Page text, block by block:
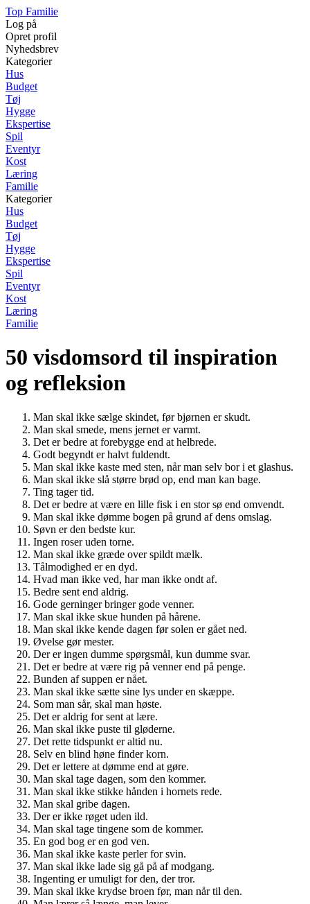
Top Familie
Log på
Opret profil
Nyhedsbrev
Kategorier
Hus
Budget
Tøj
Hygge
Ekspertise
Spil
Eventyr
Kost
Læring
Familie
Kategorier
Hus
Budget
Tøj
Hygge
Ekspertise
Spil
Eventyr
Kost
Læring
Familie
50 visdomsord til inspiration
og refleksion
Man skal ikke sælge skindet, før bjørnen er skudt.
Man skal smede, mens jernet er varmt.
Det er bedre at forebygge end at helbrede.
Godt begyndt er halvt fuldendt.
Man skal ikke kaste med sten, når man selv bor i et glashus.
Man skal ikke slå større brød op, end man kan bage.
Ting tager tid.
Det er bedre at være en lille fisk i en stor sø end omvendt.
Man skal ikke dømme bogen på grund af dens omslag.
Søvn er den bedste kur.
Ingen roser uden torne.
Man skal ikke græde over spildt mælk.
Tålmodighed er en dyd.
Hvad man ikke ved, har man ikke ondt af.
Bedre sent end aldrig.
Gode gerninger bringer gode venner.
Man skal ikke skue hunden på hårene.
Man skal ikke kende dagen før solen er gået ned.
Øvelse gør mester.
Der er ingen dumme spørgsmål, kun dumme svar.
Det er bedre at være rig på venner end på penge.
Bunden af suppen er nået.
Man skal ikke sætte sine lys under en skæppe.
Som man sår, skal man høste.
Det er aldrig for sent at lære.
Man skal ikke puste til gløderne.
Det rette tidspunkt er altid nu.
Selv en blind høne finder korn.
Det er lettere at dømme end at gøre.
Man skal tage dagen, som den kommer.
Man skal ikke stikke hånden i hornets rede.
Man skal gribe dagen.
Der er ikke røget uden ild.
Man skal tage tingene som de kommer.
En god bog er en god ven.
Man skal ikke kaste perler for svin.
Man skal ikke lade sig gå på af modgang.
Ingenting er umuligt for den, der tror.
Man skal ikke krydse broen før, man når til den.